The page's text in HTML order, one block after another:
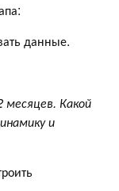
данные.
Какой
и